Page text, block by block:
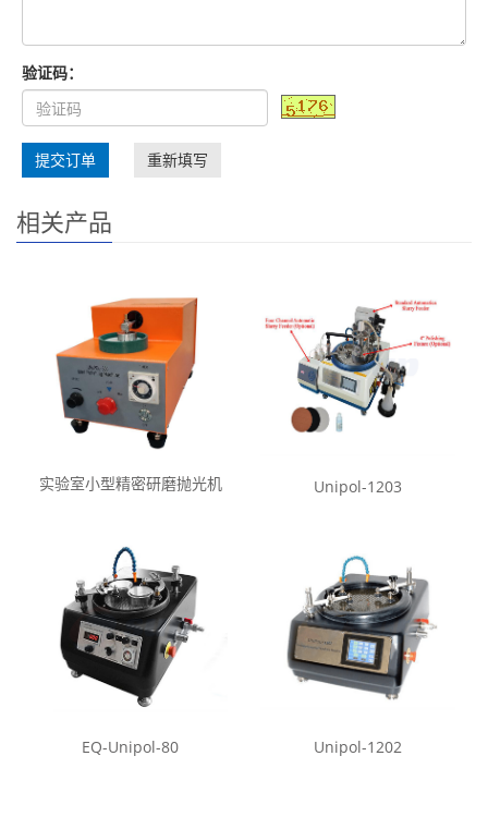
验证码：
提交订单 重新填写
相关产品
实验室小型精密研磨抛光机 Unipol-1203
EQ-Unipol-80 Unipol-1202